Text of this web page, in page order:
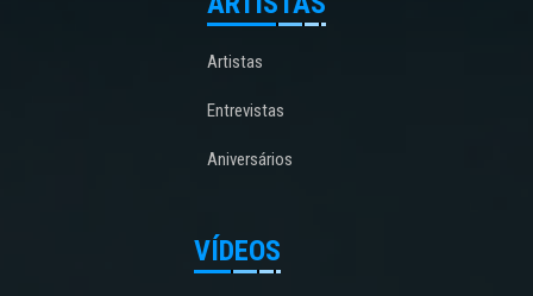
Artistas
Entrevistas
Aniversários
VÍDEOS